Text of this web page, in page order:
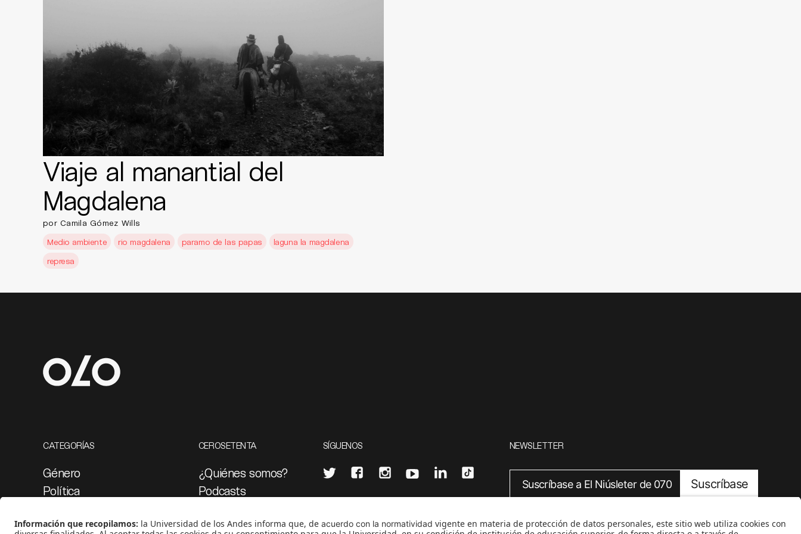
Viaje al manantial del
Magdalena
por Camila Gómez Wills
Medio ambiente
rio magdalena paramo de las papas
laguna la magdalena
represa
CATEGORÍAS
Género
Política
Medio ambiente
CEROSETENTA
¿Quiénes somos?
Podcasts
Proyectos 070
SÍGUENOS NEWSLETTER
Suscríbase